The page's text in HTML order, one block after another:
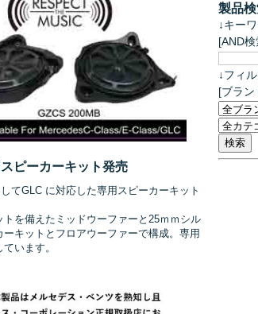
ピーカーキット発売
てGLC に対応した専用スピーカーキット
を備えたミッドウーファーと25ｍｍシル
キットとフロアウーファーで構成。専用
います。
製品
↓キー
[AND
↓フィ
[ブラン